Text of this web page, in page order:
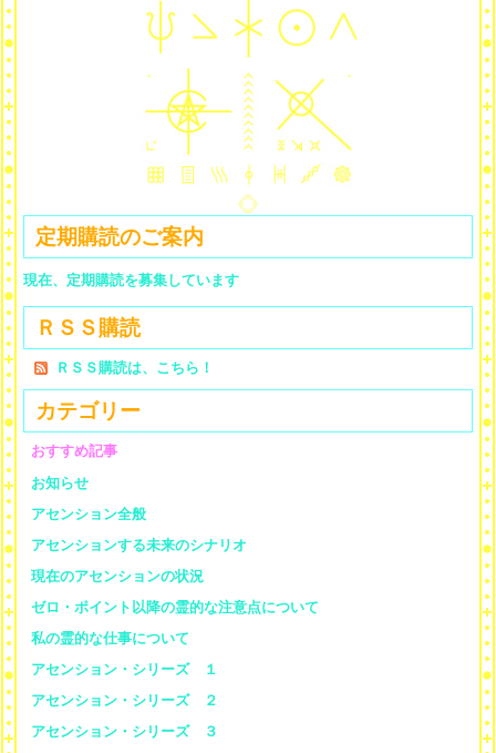
定期購読のご案内
現在、定期購読を募集しています
ＲＳＳ購読
ＲＳＳ購読は、こちら！
カテゴリー
おすすめ記事
お知らせ
アセンション全般
アセンションする未来のシナリオ
現在のアセンションの状況
ゼロ・ポイント以降の霊的な注意点について
私の霊的な仕事について
アセンション・シリーズ １
アセンション・シリーズ ２
アセンション・シリーズ ３